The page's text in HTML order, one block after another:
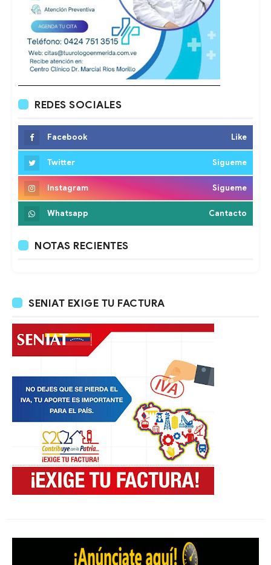
REDES SOCIALES
Facebook Like
Twitter Sigueme
Instagram Sigueme
Whatsapp Cantacto
NOTAS RECIENTES
SENIAT EXIGE TU FACTURA